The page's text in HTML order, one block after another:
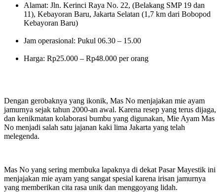
Alamat: Jln. Kerinci Raya No. 22, (Belakang SMP 19 dan
11), Kebayoran Baru, Jakarta Selatan (1,7 km dari Bobopod
Kebayoran Baru)
Jam operasional: Pukul 06.30 – 15.00
Harga: Rp25.000 – Rp48.000 per orang
Dengan gerobaknya yang ikonik, Mas No menjajakan mie ayam
jamurnya sejak tahun 2000-an awal. Karena resep yang terus dijaga,
dan kenikmatan kolaborasi bumbu yang digunakan, Mie Ayam Mas
No menjadi salah satu jajanan kaki lima Jakarta yang telah
melegenda.
Mas No yang sering membuka lapaknya di dekat Pasar Mayestik ini
menjajakan mie ayam yang sangat spesial karena irisan jamurnya
yang memberikan cita rasa unik dan menggoyang lidah.